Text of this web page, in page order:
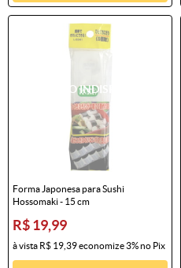
Forma Japonesa para Sushi
Hossomaki - 15 cm
R$ 19,99
à vista R$ 19,39economize3%no Pix